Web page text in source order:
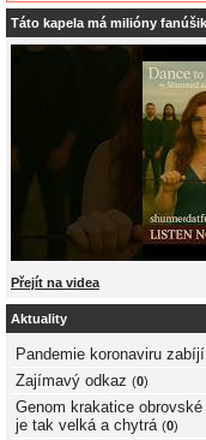
Táto kapela má milióny
Přejít na videa
Aktuality
Pandemie koronaviru
Zajímavý odkaz (0)
Genom krakatice
je tak velká a chytrá (0)